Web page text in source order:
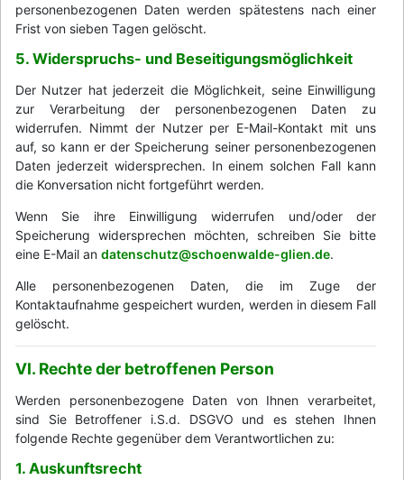
personenbezogenen Daten werden spätestens nach einer
Frist von sieben Tagen gelöscht.
5. Widerspruchs- und Beseitigungsmöglichkeit
Der Nutzer hat jederzeit die Möglichkeit, seine Einwilligung
zur Verarbeitung der personenbezogenen Daten zu
widerrufen. Nimmt der Nutzer per E-Mail-Kontakt mit uns
auf, so kann er der Speicherung seiner personenbezogenen
Daten jederzeit widersprechen. In einem solchen Fall kann
die Konversation nicht fortgeführt werden.
Wenn Sie ihre Einwilligung widerrufen und/oder der
Speicherung widersprechen möchten, schreiben Sie bitte
eine E-Mail an datenschutz@schoenwalde-glien.de.
Alle personenbezogenen Daten, die im Zuge der
Kontaktaufnahme gespeichert wurden, werden in diesem Fall
gelöscht.
VI. Rechte der betroffenen Person
Werden personenbezogene Daten von Ihnen verarbeitet,
sind Sie Betroffener i.S.d. DSGVO und es stehen Ihnen
folgende Rechte gegenüber dem Verantwortlichen zu:
1. Auskunftsrecht